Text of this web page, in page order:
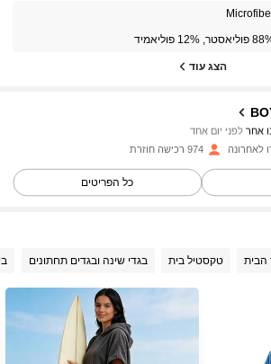
12% פוליאמיד
הצג עוד
אחר לפני יום אחד
974 רכישה חוזרת
כל הפריטים
הבית טקסטיל בית בגדי שינה ובגדים תחתונים